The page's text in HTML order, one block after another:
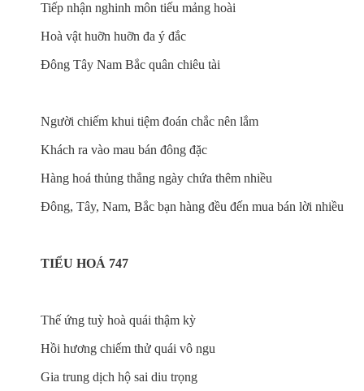
Tiếp nhận nghinh môn tiếu mảng hoài
Hoà vật huỡn huỡn đa ý đắc
Đông Tây Nam Bắc quân chiêu tài
Người chiếm khui tiệm đoán chắc nên lắm
Khách ra vào mau bán đông đặc
Hàng hoá thủng thẳng ngày chứa thêm nhiều
Đông, Tây, Nam, Bắc bạn hàng đều đến mua bán lời nhiều
TIỂU HOÁ 747
Thế ứng tuỳ hoà quái thậm kỳ
Hồi hương chiếm thử quái vô ngu
Gia trung dịch hộ sai diu trọng